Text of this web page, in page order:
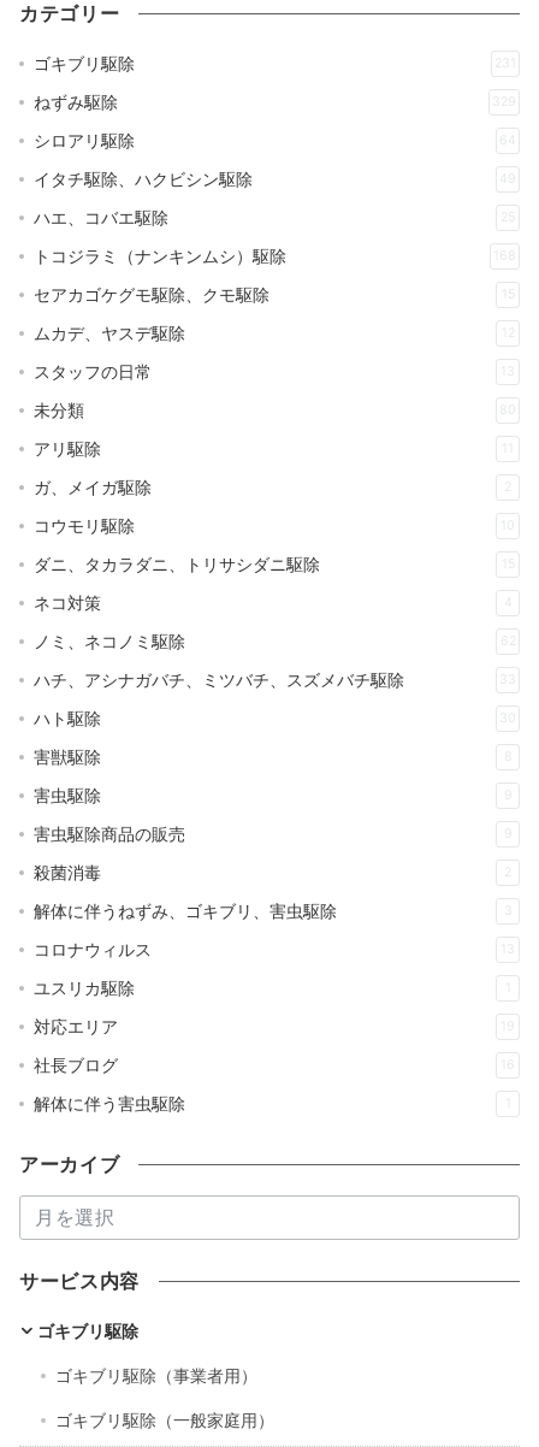
カテゴリー
ゴキブリ駆除 231
ねずみ駆除 329
シロアリ駆除 64
イタチ駆除、ハクビシン駆除 49
ハエ、コバエ駆除 25
トコジラミ（ナンキンムシ）駆除 168
セアカゴケグモ駆除、クモ駆除 15
ムカデ、ヤスデ駆除 12
スタッフの日常 13
未分類 80
アリ駆除
ガ、メイガ駆除 2
コウモリ駆除 10
ダニ、タカラダニ、トリサシダニ駆除 15
ネコ対策 4
ノミ、ネコノミ駆除 62
ハチ、アシナガバチ、ミツバチ、スズメバチ駆除 33
ハト駆除 30
害獣駆除 8
害虫駆除 9
害虫駆除商品の販売 9
殺菌消毒 2
解体に伴うねずみ、ゴキブリ、害虫駆除 3
コロナウィルス 13
ユスリカ駆除
対応エリア 19
社長ブログ 16
解体に伴う害虫駆除
アーカイブ
ー
カ
イ
ブ
サービス内容
ゴキブリ駆除
ゴキブリ駆除（事業者用）
ゴキブリ駆除（一般家庭用）